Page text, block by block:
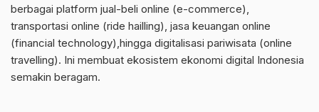
berbagai platform jual-beli online (e-commerce),
transportasi online (ride hailling), jasa keuangan online
(financial technology),hingga digitalisasi pariwisata (online
travelling). Ini membuat ekosistem ekonomi digital Indonesia
semakin beragam.